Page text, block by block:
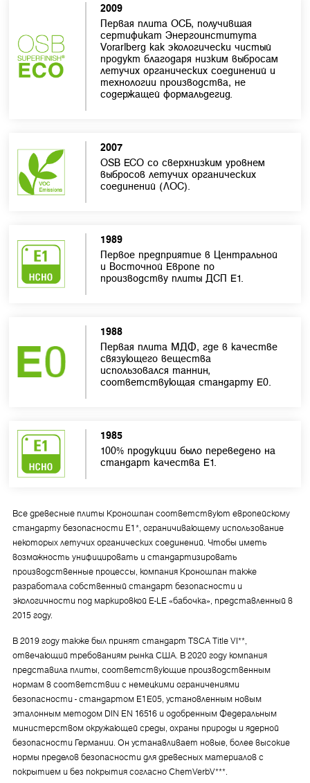
2009
Первая плита ОСБ, получившая
сертификат Энергоинститута
Vorarlberg как экологически чистый
продукт благодаря низким выбросам
летучих органических соединений и
технологии производства, не
содержащей формальдегид.
2007
OSB ECO со сверхнизким уровнем
выбросов летучих органических
соединений (ЛОС).
1989
Первое предприятие в Центральной
и Восточной Европе по
производству плиты ДСП Е1.
1988
Первая плита МДФ, где в качестве
связующего вещества
использовался таннин,
соответствующая стандарту E0.
1985
100% продукции было переведено на
стандарт качества Е1.
Все древесные плиты Кроношпан соответствуют европейскому
стандарту безопасности E1*, ограничивающему использование
некоторых летучих органических соединений. Чтобы иметь
возможность унифицировать и стандартизировать
производственные процессы, компания Кроношпан также
разработала собственный стандарт безопасности и
экологичности под маркировкой E-LE «бабочка», представленный в
2015 году.
В 2019 году также был принят стандарт TSCA Title VI**,
отвечающий требованиям рынка США. В 2020 году компания
представила плиты, соответствующие производственным
нормам в соответствии с немецкими ограничениями
безопасности - стандартом E1E05, установленным новым
эталонным методом DIN EN 16516 и одобренным Федеральным
министерством окружающей среды, охраны природы и ядерной
безопасности Германии. Он устанавливает новые, более высокие
нормы пределов безопасности для древесных материалов с
покрытием и без покрытия согласно ChemVerbV***.